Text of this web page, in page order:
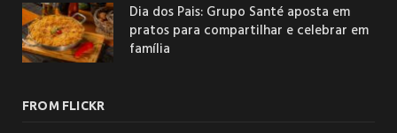
Dia dos Pais: Grupo Santé aposta em
pratos para compartilhar e celebrar em
família
FROM FLICKR